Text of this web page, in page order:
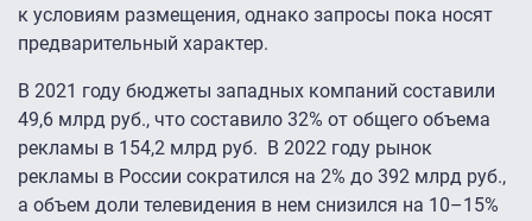
к условиям размещения, однако запросы пока носят
предварительный характер.
В 2021 году бюджеты западных компаний составили
49,6 млрд руб., что составило 32% от общего объема
рекламы в 154,2 млрд руб. В 2022 году рынок
рекламы в России сократился на 2% до 392 млрд руб.,
а объем доли телевидения в нем снизился на 10–15%